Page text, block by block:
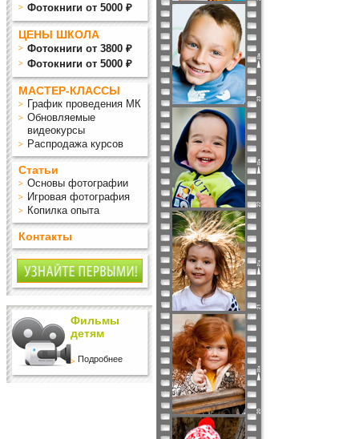
Фотокниги от 5000 ₽
ЦЕНЫ ШКОЛА
Фотокниги от 3800 ₽
Фотокниги от 5000 ₽
МАСТЕР-КЛАССЫ
График проведения МК
Обновляемые
видеокурсы
Распродажа курсов
Статьи
Основы фотографии
Игровая фотография
Копилка опыта
Контакты
Фильмы
детям
Подробнее